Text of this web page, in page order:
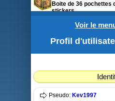
Voir le
Profil
Pseudo: Kev1997
Boite de 36 pochettes
stickers